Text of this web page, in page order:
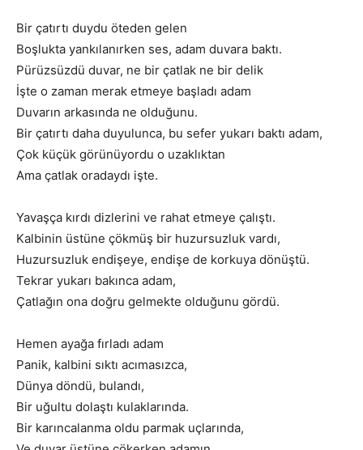
Bir çatırtı duydu öteden gelen
Boşlukta yankılanırken ses, adam duvara baktı.
Pürüzsüzdü duvar, ne bir çatlak ne bir delik
İşte o zaman merak etmeye başladı adam
Duvarın arkasında ne olduğunu.
Bir çatırtı daha duyulunca, bu sefer yukarı baktı adam,
Çok küçük görünüyordu o uzaklıktan
Ama çatlak oradaydı işte.
Yavaşça kırdı dizlerini ve rahat etmeye çalıştı.
Kalbinin üstüne çökmüş bir huzursuzluk vardı,
Huzursuzluk endişeye, endişe de korkuya dönüştü.
Tekrar yukarı bakınca adam,
Çatlağın ona doğru gelmekte olduğunu gördü.
Hemen ayağa fırladı adam
Panik, kalbini sıktı acımasızca,
Dünya döndü, bulandı,
Bir uğultu dolaştı kulaklarında.
Bir karıncalanma oldu parmak uçlarında,